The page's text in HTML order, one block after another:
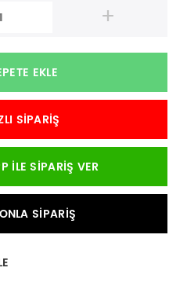
+
EKLE
SIPARIŞ
İLE SIPARIŞ VER
SIPARIŞ